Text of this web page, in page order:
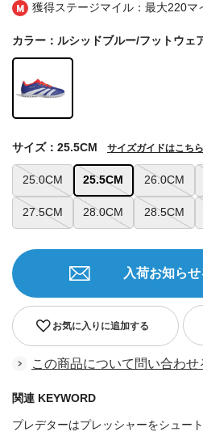
獲得ステージマイル：最大220マ
カラー：ルシッドブルー/フットウェ
25.0CM 25.5CM 26.0CM
27.5CM 28.0CM 28.5CM
サイズ：25.5CM サイズガイドはこちら
お気に入りに追加する
入荷お知ら
この商品について問い合わせ
関連 KEYWORD
プレデターはプレッシャーをシュー